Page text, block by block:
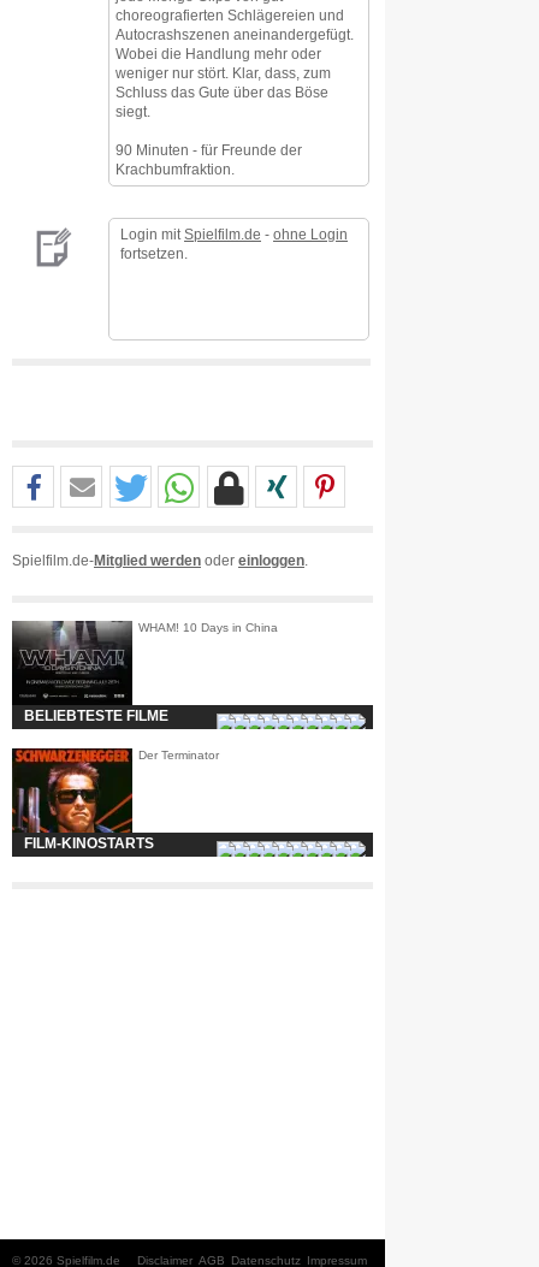
choreografierten Schlägereien und
Autocrashszenen aneinandergefügt.
Wobei die Handlung mehr oder
weniger nur stört. Klar, dass, zum
Schluss das Gute über das Böse
siegt.
90 Minuten - für Freunde der
Krachbumfraktion.
Login mit Spielfilm.de - ohne Login
fortsetzen.
Spielfilm.de-Mitglied werden oder einloggen
WHAM! 10 Days in China
BELIEBTESTE FILME
Der Terminator
FILM-KINOSTARTS
© 2026 Spielfilm.de Impressum
Datenschutz
AGB
Disclaimer